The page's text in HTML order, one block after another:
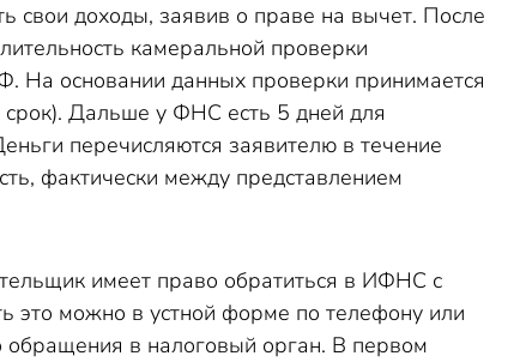
доходы, заявив о праве на вычет. После
камеральной проверки
На основании данных проверки принимается
Дальше у ФНС есть 5 дней для
перечисляются заявителю в течение
фактически между представлением
имеет право обратиться в ИФНС с
это можно в устной форме по телефону или
в налоговый орган. В первом